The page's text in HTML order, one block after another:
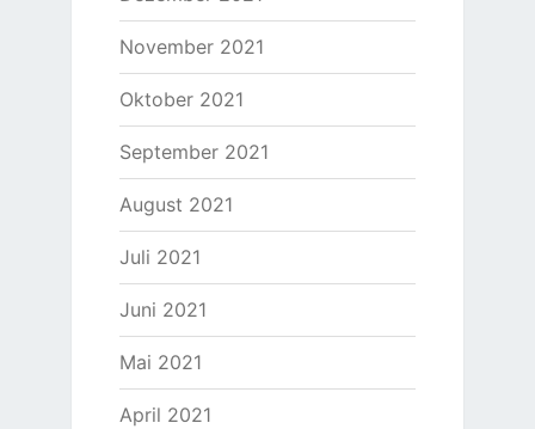
November 2021
Oktober 2021
September 2021
August 2021
Juli 2021
Juni 2021
Mai 2021
April 2021